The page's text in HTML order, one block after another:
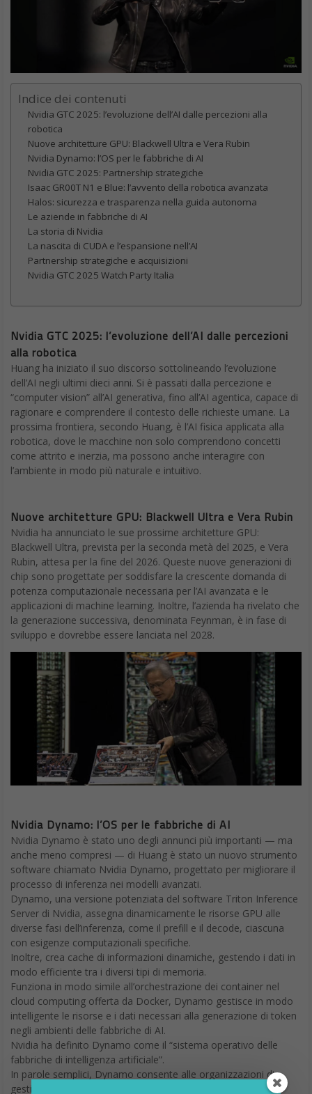
Indice dei contenuti
Nvidia GTC 2025: l’evoluzione dell’AI dalle percezioni alla
robotica
Nuove architetture GPU: Blackwell Ultra e Vera Rubin
Nvidia Dynamo: l’OS per le fabbriche di AI
Nvidia GTC 2025: Partnership strategiche
Isaac GR00T N1 e Blue: l’avvento della robotica avanzata
Halos: sicurezza e trasparenza nella guida autonoma
Le aziende in fabbriche di AI
La storia di Nvidia
La nascita di CUDA e l’espansione nell’AI
Partnership strategiche e acquisizioni
Nvidia GTC 2025 Watch Party Italia
Nvidia GTC 2025: l’evoluzione dell’AI dalle percezioni
alla robotica
Huang ha iniziato il suo discorso sottolineando l’evoluzione
dell’AI negli ultimi dieci anni. Si è passati dalla percezione e
“computer vision” all’AI generativa, fino all’AI agentica, capace di
ragionare e comprendere il contesto delle richieste umane. La
prossima frontiera, secondo Huang, è l’AI fisica applicata alla
robotica, dove le macchine non solo comprendono concetti
come attrito e inerzia, ma possono anche interagire con
l’ambiente in modo più naturale e intuitivo.
Nuove architetture GPU: Blackwell Ultra e Vera Rubin
Nvidia ha annunciato le sue prossime architetture GPU:
Blackwell Ultra, prevista per la seconda metà del 2025, e Vera
Rubin, attesa per la fine del 2026. Queste nuove generazioni di
chip sono progettate per soddisfare la crescente domanda di
potenza computazionale necessaria per l’AI avanzata e le
applicazioni di machine learning. Inoltre, l’azienda ha rivelato che
la generazione successiva, denominata Feynman, è in fase di
sviluppo e dovrebbe essere lanciata nel 2028.
Nvidia Dynamo: l’OS per le fabbriche di AI
Nvidia Dynamo è stato uno degli annunci più importanti — ma
anche meno compresi — di Huang è stato un nuovo strumento
software chiamato Nvidia Dynamo, progettato per migliorare il
processo di inferenza nei modelli avanzati.
Dynamo, una versione potenziata del software Triton Inference
Server di Nvidia, assegna dinamicamente le risorse GPU alle
diverse fasi dell’inferenza, come il prefill e il decode, ciascuna
con esigenze computazionali specifiche.
Inoltre, crea cache di informazioni dinamiche, gestendo i dati in
modo efficiente tra i diversi tipi di memoria.
Funziona in modo simile all’orchestrazione dei container nel
cloud computing offerta da Docker, Dynamo gestisce in modo
intelligente le risorse e i dati necessari alla generazione di token
negli ambienti delle fabbriche di AI.
Nvidia ha definito Dynamo come il “sistema operativo delle
fabbriche di intelligenza artificiale”.
In parole semplici, Dynamo consente alle organizzazioni di
gestire fino a 30 volte più richieste di inferenza utilizzando le